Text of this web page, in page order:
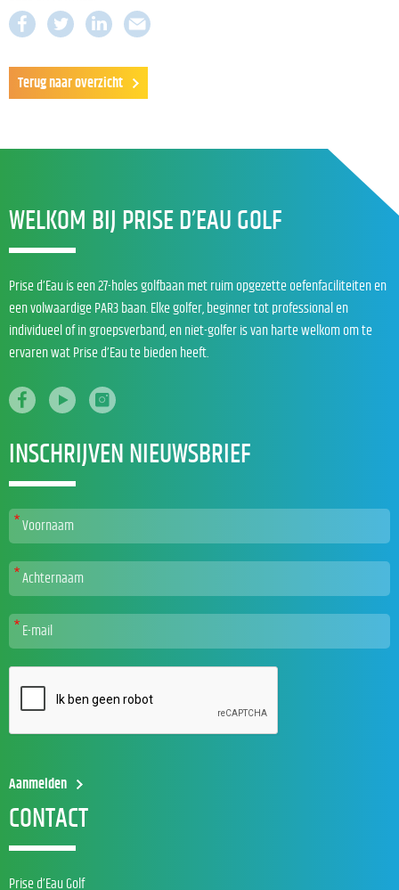
Terug naar overzicht
WELKOM BIJ PRISE D’EAU GOLF
Prise d’Eau is een 27-holes golfbaan met ruim opgezette oefenfaciliteiten en
een volwaardige PAR3 baan. Elke golfer, beginner tot professional en
individueel of in groepsverband, en niet-golfer is van harte welkom om te
ervaren wat Prise d’Eau te bieden heeft.
INSCHRIJVEN NIEUWSBRIEF
CONTACT
Prise d’Eau Golf